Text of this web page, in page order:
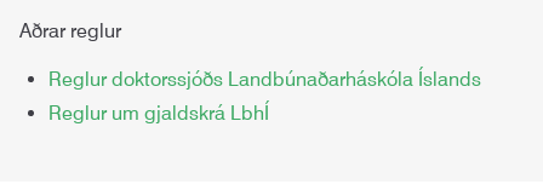
Aðrar reglur
Reglur doktorssjóðs Landbúnaðarháskóla Íslands
Reglur um gjaldskrá LbhÍ